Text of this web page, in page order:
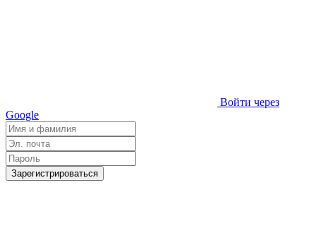
Войти через
Google
Зарегистрироваться